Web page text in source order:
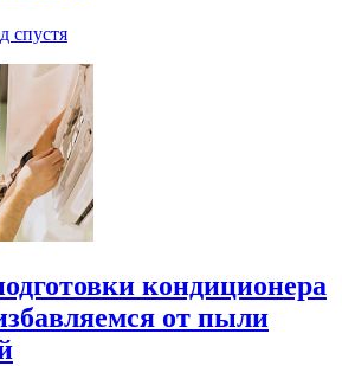
спустя
кондиционера
от пыли